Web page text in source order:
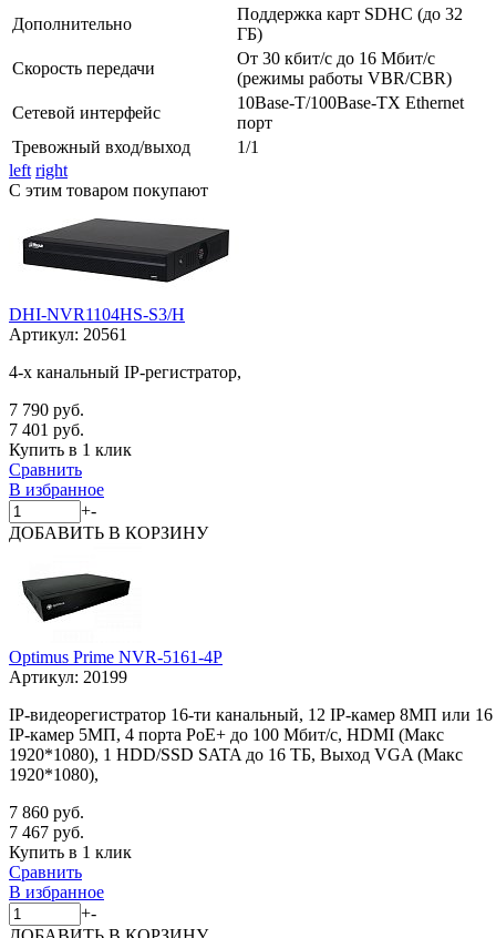
Дополнительно
Поддержка карт SDHC (до 32
ГБ)
Скорость передачи
От 30 кбит/c до 16 Мбит/с
(режимы работы VBR/CBR)
Сетевой интерфейс
10Base-T/100Base-TX Ethernet
порт
Тревожный вход/выход
1/1
left right
С этим товаром покупают
DHI-NVR1104HS-S3/H
Артикул: 20561
4-х канальный IP-регистратор,
7 790 руб.
7 401 руб.
Купить в 1 клик
Сравнить
В избранное
+-
ДОБАВИТЬ В КОРЗИНУ
Optimus Prime NVR-5161-4P
Артикул: 20199
IP-видеорегистратор 16-ти канальный, 12 IP-камер 8МП или 16
IP-камер 5МП, 4 порта PoE+ до 100 Мбит/с, HDMI (Макс
1920*1080), 1 HDD/SSD SATA до 16 ТБ, Выход VGA (Макс
1920*1080),
7 860 руб.
7 467 руб.
Купить в 1 клик
Сравнить
В избранное
+-